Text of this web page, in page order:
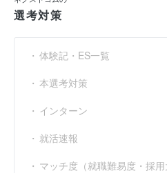
選考対策
体験記・ES一覧
本選考対策
インターン
就活速報
マッチ度（就職難易度・採用